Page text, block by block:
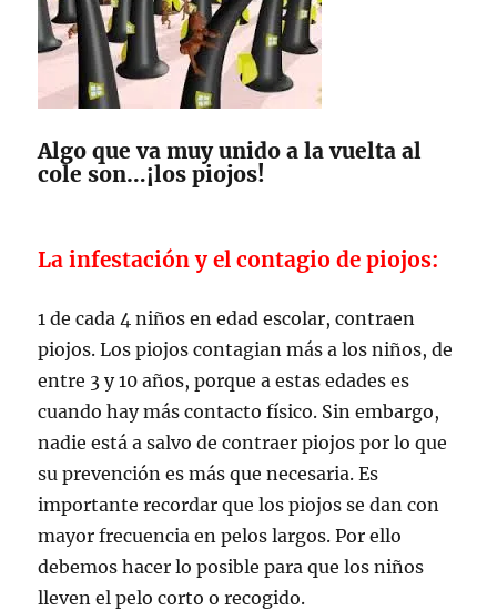
Algo que va muy unido a la vuelta al
cole son…¡los piojos!
La infestación y el contagio de piojos:
1 de cada 4 niños en edad escolar, contraen
piojos. Los piojos contagian más a los niños, de
entre 3 y 10 años, porque a estas edades es
cuando hay más contacto físico. Sin embargo,
nadie está a salvo de contraer piojos por lo que
su prevención es más que necesaria. Es
importante recordar que los piojos se dan con
mayor frecuencia en pelos largos. Por ello
debemos hacer lo posible para que los niños
lleven el pelo corto o recogido.